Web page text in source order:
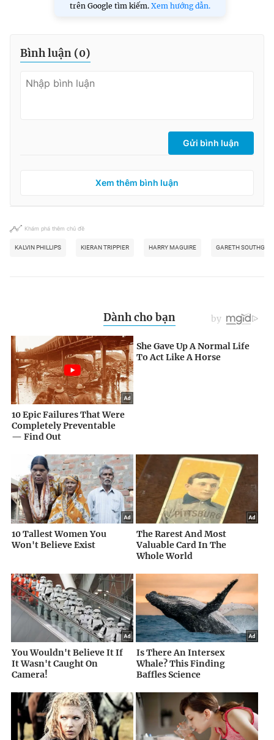
trên Google tìm kiếm. Xem hướng dẫn.
Bình luận (0)
Gửi bình luận
Xem thêm bình luận
Khám phá thêm chủ đề
KALVIN PHILLIPS KIERAN TRIPPIER HARRY MAGUIRE GARETH